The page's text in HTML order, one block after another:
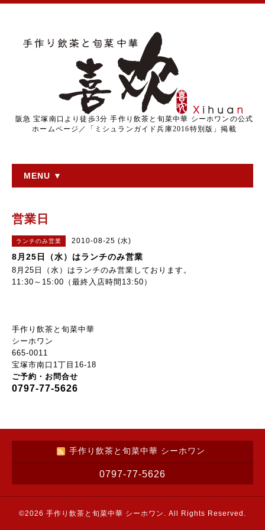
阪急 宝塚南口より徒歩3分 手作り飲茶と旬菜中華 シーホワンの公式
ホームページ／「ミシュランガイド兵庫2016特別版」掲載
MENU ▼
営業日
ランチのみ営業 2010-08-25 (水)
8月25日（水）はランチのみ営業
8月25日（水）はランチのみ営業しております。
11:30～15:00（最終入店時間13:50）
手作り飲茶と旬菜中華
シーホワン
665-0011
宝塚市南口1丁目16-18
ご予約・お問合せ
0797-77-5626
手作り飲茶と旬菜中華 シーホワン
0797-77-5626
©2026 手作り飲茶と旬菜中華 シーホワン . All Rights Reserved.